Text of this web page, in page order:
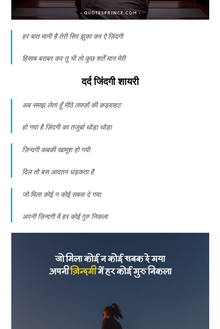
हर बात मानी है तेरी सिर झुका कर ऐ ज़िंदगी
हिसाब बराबर कर तू भी तो कुछ शर्तें मान मेरी
दर्द जिंदगी शायरी
अब समझ लेता हूँ मीठे लफ़्ज़ों की कड़वाहट
हो गया है ज़िंदगी का तजुर्बा थोड़ा थोड़ा
ज़िन्दगी कबकी खामूश हो गयी
दिल तो बस आदतन धड़कता है
जो मिला कोई न कोई सबक दे गया
अपनी ज़िन्दगी में हर कोई गुरु निकला